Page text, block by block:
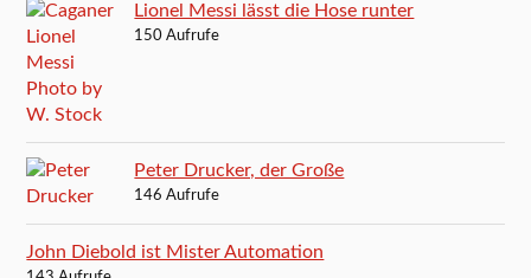
Lionel Messi lässt die Hose runter
150 Aufrufe
Peter Drucker, der Große
146 Aufrufe
John Diebold ist Mister Automation